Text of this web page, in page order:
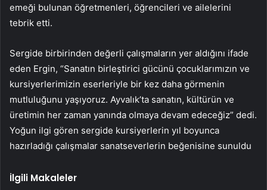
emeği bulunan öğretmenleri, öğrencileri ve ailelerini
tebrik etti.
Sergide birbirinden değerli çalışmaların yer aldığını ifade
eden Ergin, “Sanatın birleştirici gücünü çocuklarımızın ve
kursiyerlerimizin eserleriyle bir kez daha görmenin
mutluluğunu yaşıyoruz. Ayvalık’ta sanatın, kültürün ve
üretimin her zaman yanında olmaya devam edeceğiz” dedi.
Yoğun ilgi gören sergide kursiyerlerin yıl boyunca
hazırladığı çalışmalar sanatseverlerin beğenisine sunuldu
İlgili Makaleler